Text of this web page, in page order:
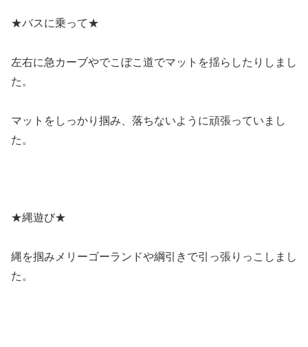
★バスに乗って★
左右に急カーブやでこぼこ道でマットを揺らしたりしまし
た。
マットをしっかり掴み、落ちないように頑張っていまし
た。
★縄遊び★
縄を掴みメリーゴーランドや綱引きで引っ張りっこしまし
た。